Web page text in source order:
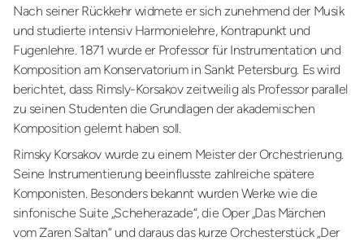
Nach seiner Rückkehr widmete er sich zunehmend der Musik
und studierte intensiv Harmonielehre, Kontrapunkt und
Fugenlehre. 1871 wurde er Professor für Instrumentation und
Komposition am Konservatorium in Sankt Petersburg. Es wird
berichtet, dass Rimsly-Korsakov zeitweilig als Professor parallel
zu seinen Studenten die Grundlagen der akademischen
Komposition gelernt haben soll.
Rimsky Korsakov wurde zu einem Meister der Orchestrierung.
Seine Instrumentierung beeinflusste zahlreiche spätere
Komponisten. Besonders bekannt wurden Werke wie die
sinfonische Suite „Scheherazade“, die Oper „Das Märchen
vom Zaren Saltan“ und daraus das kurze Orchesterstück „Der